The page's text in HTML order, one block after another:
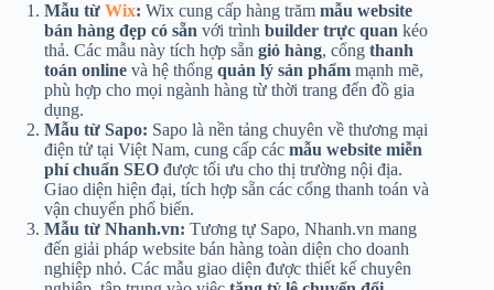
Mẫu từ Wix: Wix cung cấp hàng trăm mẫu website
bán hàng đẹp có sẵn với trình builder trực quan kéo
thả. Các mẫu này tích hợp sẵn giỏ hàng, cổng thanh
toán online và hệ thống quản lý sản phẩm mạnh mẽ,
phù hợp cho mọi ngành hàng từ thời trang đến đồ gia
dụng.
Mẫu từ Sapo: Sapo là nền tảng chuyên về thương mại
điện tử tại Việt Nam, cung cấp các mẫu website miễn
phí chuẩn SEO được tối ưu cho thị trường nội địa.
Giao diện hiện đại, tích hợp sẵn các cổng thanh toán và
vận chuyển phổ biến.
Mẫu từ Nhanh.vn: Tương tự Sapo, Nhanh.vn mang
đến giải pháp website bán hàng toàn diện cho doanh
nghiệp nhỏ. Các mẫu giao diện được thiết kế chuyên